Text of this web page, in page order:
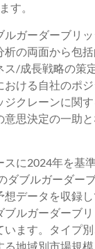
す。
ルガーダーブリ
の両面から包
ス/成長戦略の策
おける自社のポ
ジクレーンに関
思決定の一助
スに2024年を基
ダブルガーダー
想データを収録
ブルガーダーブ
います。タイプ
地域別市場規